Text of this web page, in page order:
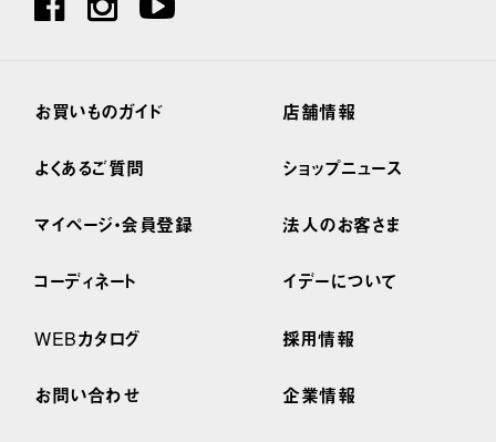
お買いものガイド
よくあるご質問
マイページ・会員登録
コーディネート
WEBカタログ
お問い合わせ
店舗情報
ショップニュース
法人のお客さま
イデーについて
採用情報
企業情報